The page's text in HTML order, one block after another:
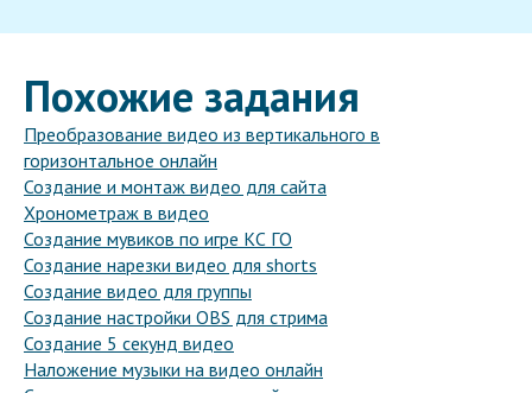
Похожие задания
Преобразование видео из вертикального в
горизонтальное онлайн
Создание и монтаж видео для сайта
Хронометраж в видео
Создание мувиков по игре КС ГО
Создание нарезки видео для shorts
Создание видео для группы
Создание настройки OBS для стрима
Создание 5 секунд видео
Наложение музыки на видео онлайн